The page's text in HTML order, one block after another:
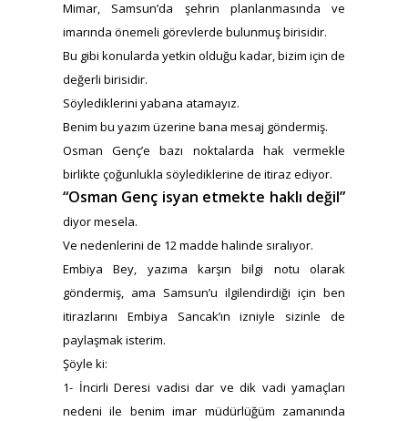
Mimar, Samsun’da şehrin planlanmasında ve
imarında önemeli görevlerde bulunmuş birisidir.
Bu gibi konularda yetkin olduğu kadar, bizim için de
değerli birisidir.
Söylediklerini yabana atamayız.
Benim bu yazım üzerine bana mesaj göndermiş.
Osman Genç’e bazı noktalarda hak vermekle
birlikte çoğunlukla söylediklerine de itiraz ediyor.
“Osman Genç isyan etmekte haklı değil”
diyor mesela.
Ve nedenlerini de 12 madde halinde sıralıyor.
Embiya Bey, yazıma karşın bilgi notu olarak
göndermiş, ama Samsun’u ilgilendirdiği için ben
itirazlarını Embiya Sancak’ın izniyle sizinle de
paylaşmak isterim.
Şöyle ki:
1- İncirli Deresi vadisi dar ve dik vadi yamaçları
nedeni ile benim imar müdürlüğüm zamanında